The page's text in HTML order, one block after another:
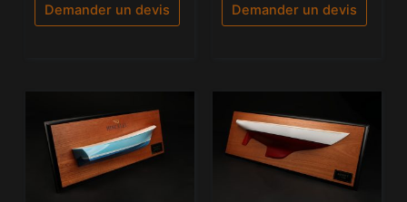
Demander un devis Demander un devis